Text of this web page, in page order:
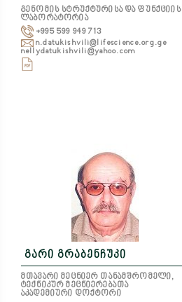
გენომის სტრუქტურისა და ფუნქციის
ლაბორატორია
+995 599 949 713
n.datukishvili@lifescience.org.ge
nellydatukishvili@yahoo.com
გარი გრაბენჩუკი
მთავარი მეცნიერ თანამშრომელი,
ტექნიკურ მეცნიერებათა
აკადემიური დოქტორი